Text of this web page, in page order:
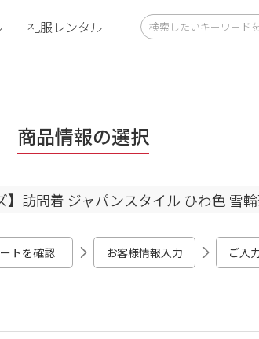
礼服レンタル
商品情報の選択
】訪問着 ジャパンスタイル ひわ色 雪
トを確認 お客様情報入力 ご入